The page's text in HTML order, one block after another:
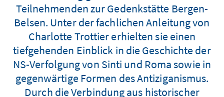
Teilnehmenden zur Gedenkstätte Bergen-
Belsen. Unter der fachlichen Anleitung von
Charlotte Trottier erhielten sie einen
tiefgehenden Einblick in die Geschichte der
NS-Verfolgung von Sinti und Roma sowie in
gegenwärtige Formen des Antiziganismus.
Durch die Verbindung aus historischer